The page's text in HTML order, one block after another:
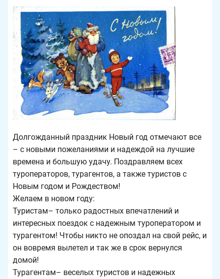
Долгожданный праздник Новый год отмечают все
– с новыми пожеланиями и надеждой на лучшие
времена и большую удачу. Поздравляем всех
туроператоров, турагентов, а также туристов с
Новым годом и Рождеством!
Желаем в новом году:
Туристам– только радостных впечатлений и
интересных поездок с надежным туроператором и
турагентом! Чтобы никто не опоздал на свой рейс, и
он вовремя вылетел и так же в срок вернулся
домой!
Турагентам– веселых туристов и надежных